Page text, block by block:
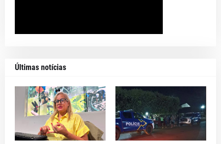
Últimas notícias